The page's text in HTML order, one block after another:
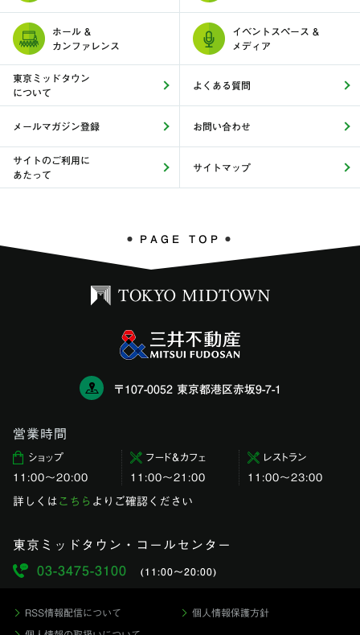
ホール &
カンファレンス
イベントスペース &
メディア
東京ミッドタウン
について
よくある質問
メールマガジン登録 お問い合わせ
サイトのご利用に
あたって
サイトマップ
PAGE TOP
〒107-0052 東京都港区赤坂9-7-1
営業時間
ショップ
11:00〜20:00
フード＆カフェ
11:00～21:00
レストラン
11:00〜23:00
詳しくは こちら よりご確認ください
東京ミッドタウン・コールセンター
03-3475-3100
(11:00〜20:00)
RSS情報配信について 個人情報保護方針